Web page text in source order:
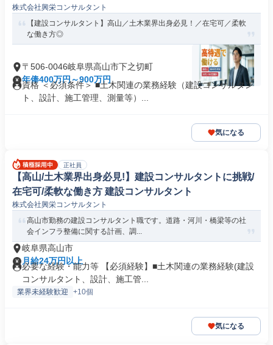
株式会社興栄コンサルタント
【建設コンサルタント】高山／土木業界出身必見！／在宅可／柔軟
な働き方◎
〒506-0046岐阜県高山市下之切町
年俸400万円～900万円
資格 ＜必須条件＞ ■土木関連の業務経験（建設コンサルタン
ト、設計、施工管理、測量等）...
気になる
正社員
【高山/土木業界出身必見!】建設コンサルタントに挑戦/
在宅可/柔軟な働き方 建設コンサルタント
株式会社興栄コンサルタント
高山市勤務の建設コンサルタント職です。道路・河川・橋梁等の社
会インフラ整備に関する計画、調...
岐阜県高山市
月給24万円以上
必要な経験・能力等 【必須経験】■土木関連の業務経験(建設
コンサルタント、設計、施工管...
業界未経験歓迎 +10個
気になる